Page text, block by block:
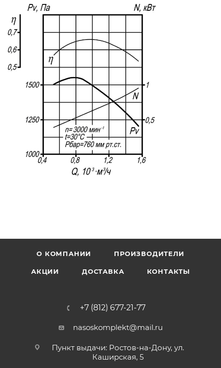
О КОМПАНИИ ПРОИЗВОДИТЕЛИ
АКЦИИ ДОСТАВКА КОНТАКТЫ
+7 (812) 677-21-77
nasoskomplekt@mail.ru
Пункт выдачи: Ростов-на-Дону, ул.
Каширская, 5